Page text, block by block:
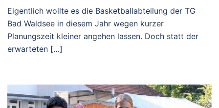
Eigentlich wollte es die Basketballabteilung der TG
Bad Waldsee in diesem Jahr wegen kurzer
Planungszeit kleiner angehen lassen. Doch statt der
erwarteten […]